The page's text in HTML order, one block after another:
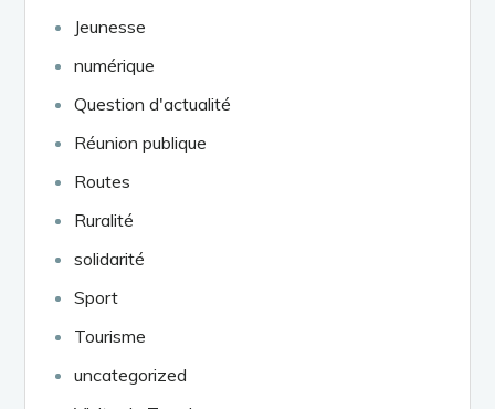
Jeunesse
numérique
Question d'actualité
Réunion publique
Routes
Ruralité
solidarité
Sport
Tourisme
uncategorized